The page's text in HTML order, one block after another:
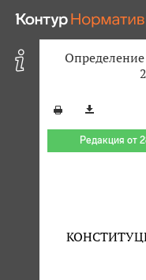
Редакция от